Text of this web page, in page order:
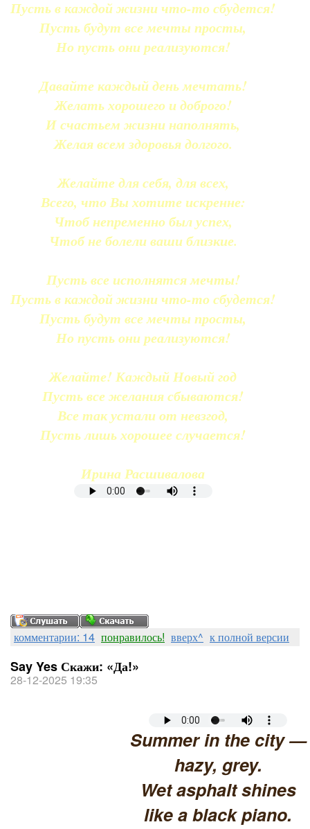
Пусть в каждой жизни что-то сбудется!
Пусть будут все мечты просты,
Но пусть они реализуются!
Давайте каждый день мечтать!
Желать хорошего и доброго!
И счастьем жизни наполнять,
Желая всем здоровья долгого.
Желайте для себя, для всех,
Всего, что Вы хотите искренне:
Чтоб непременно был успех,
Чтоб не болели ваши близкие.
Пусть все исполнятся мечты!
Пусть в каждой жизни что-то сбудется!
Пусть будут все мечты просты,
Но пусть они реализуются!
Желайте! Каждый Новый год
Пусть все желания сбываются!
Все так устали от невзгод,
Пусть лишь хорошее случается!
Ирина Расшивалова
комментарии: 14 понравилось! вверх^ к полной версии
Say Yes Скажи: «Да!»
28-12-2025 19:35
Summer in the city —
hazy, grey.
Wet asphalt shines
like a black piano.